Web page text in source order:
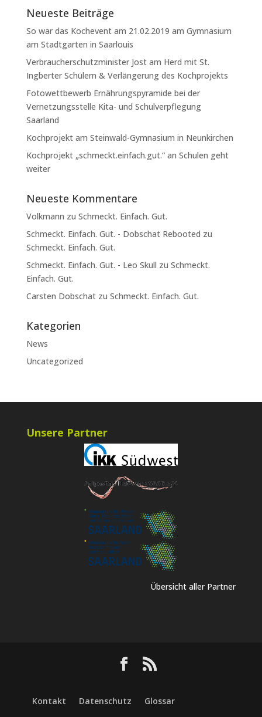
Neueste Beiträge
So war das Kochevent am 21.02.2019 am Gymnasium
am Stadtgarten in Saarlouis
Verbraucherschutzminister Jost am Herd mit St.
Ingberter Schülern & Verlängerung des Kochprojekts
Fotowettbewerb Ernährungspyramide bei der
Vernetzungsstelle Kita- und Schulverpflegung
Saarland
Kochprojekt am Steinwald-Gymnasium in Neunkirchen
Kochprojekt „schmeckt.einfach.gut.“ an Schulen geht
weiter
Neueste Kommentare
Volkmann zu Schmeckt. Einfach. Gut.
Schmeckt. Einfach. Gut. - Dobschat Rebooted zu
Schmeckt. Einfach. Gut.
Schmeckt. Einfach. Gut. - Leo Skull zu Schmeckt.
Einfach. Gut.
Carsten Dobschatzu Schmeckt. Einfach. Gut.
Kategorien
News
Uncategorized
Unsere Partner
Übersicht aller Partner
Kontakt Datenschutz Glossar